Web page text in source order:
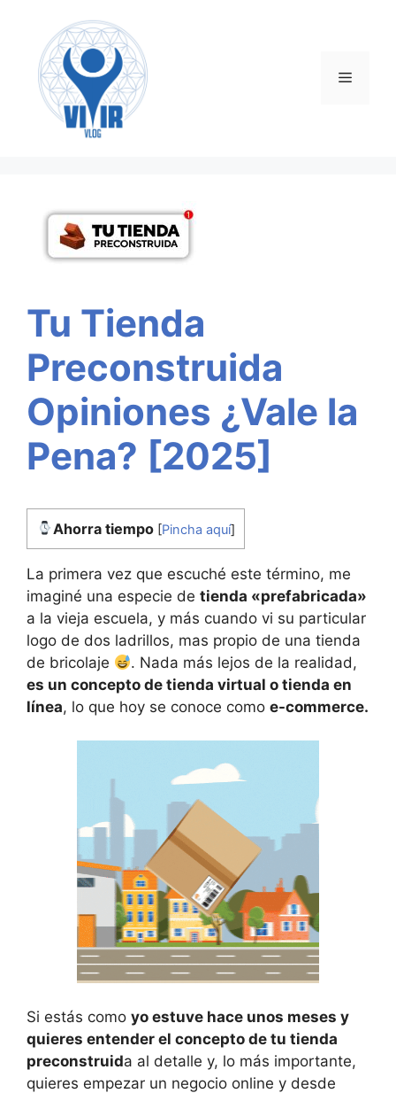
contenido
Menú
Tu Tienda
Preconstruida
Opiniones ¿Vale la
Pena? [2025]
Ahorra tiempo [Pincha aquí]
La primera vez que escuché este término, me
imaginé una especie de tienda «prefabricada»
a la vieja escuela, y más cuando vi su particular
logo de dos ladrillos, mas propio de una tienda
de bricolaje
. Nada más lejos de la realidad,
es un concepto de tienda virtual o tienda en
línea, lo que hoy se conoce como e-commerce.
Si estás como yo estuve hace unos meses y
quieres entender el concepto de tu tienda
preconstruida al detalle y, lo más importante,
quieres empezar un negocio online y desde